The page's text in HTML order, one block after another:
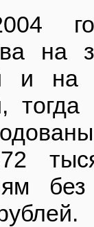
на
и на